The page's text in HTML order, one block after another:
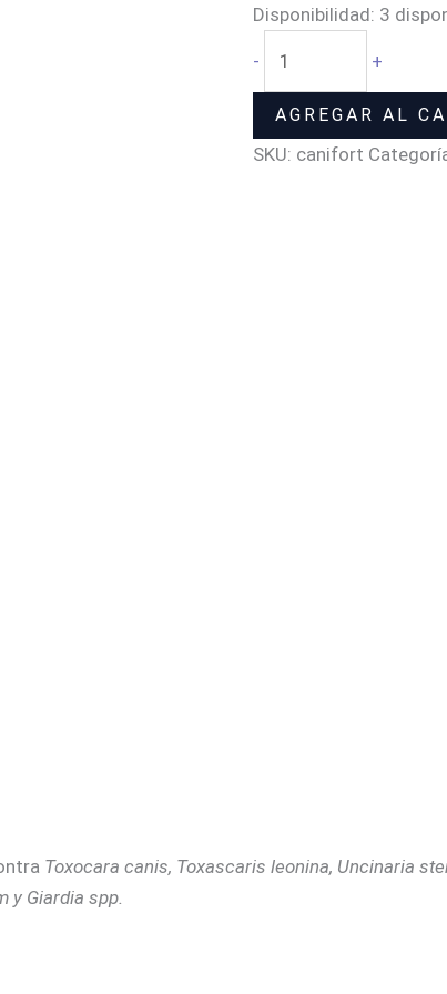
Disponibilidad: 3
- +
AGREGAR AL
SKU: canifort
Toxocara canis, Toxascaris leonina, Uncinaria
y Giardia spp.